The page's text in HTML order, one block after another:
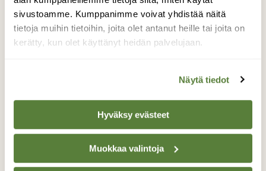
sivustoamme. Kumppanimme voivat yhdistää näitä
tietoja muihin tietoihin, joita olet antanut heille tai joita on
kerätty, kun olet käyttänyt heidän palvelujaan.
Näytä tiedot
Hyväksy evästeet
Muokkaa valintoja
Tue ajankohtaista ja asiantuntevaa
luonto- ja ympäristöjournalismia.
Tilaa Suomen Luonto ja tule mukaan
Alk. 3 numeroa 23,40 €.
Tilaa nyt!